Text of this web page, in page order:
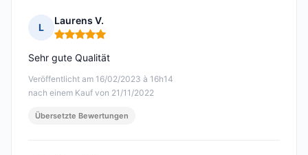
L
Laurens V.
Hinweis: 5 von 5
Veröffentlicht am 16/02/2023 à 16h14
nach einem Kauf von 21/11/2022
Sehr gute Qualität
Übersetzte Bewertungen